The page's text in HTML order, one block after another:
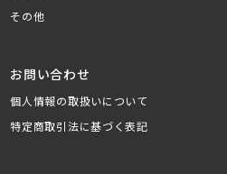
その他
お問い合わせ
個人情報の取扱いについて
特定商取引法に基づく表記